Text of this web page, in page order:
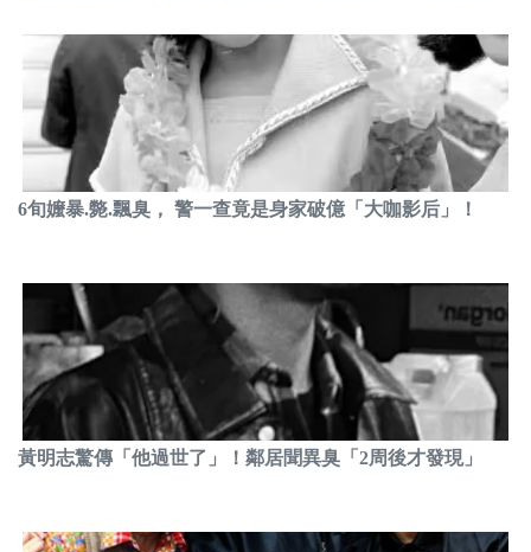
6旬嬤暴.斃.飄臭， 警一查竟是身家破億「大咖影后」！
黃明志驚傳「他過世了」！鄰居聞異臭「2周後才發現」